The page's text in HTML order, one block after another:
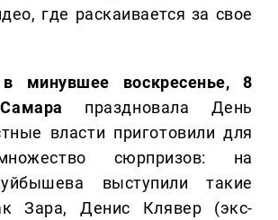
где раскаивается за свое
минувшее воскресенье, 8
праздновала День
власти приготовили для
сюрпризов: на
выступили такие
Зара, Денис Клявер (экс-